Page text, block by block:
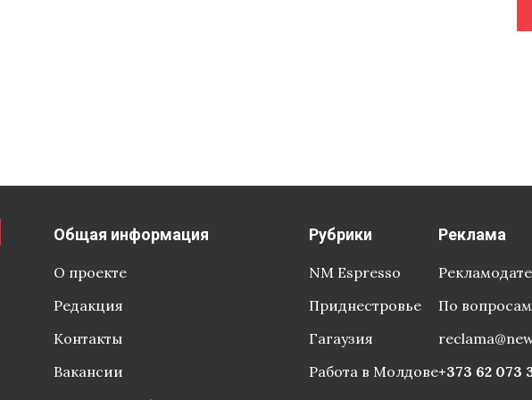
Общая информация
О проекте
Редакция
Контакты
Вакансии
Рубрики
NM Espresso
Приднестровье
Гагаузия
Работа в Молдове
Реклама
По
+373 62 073